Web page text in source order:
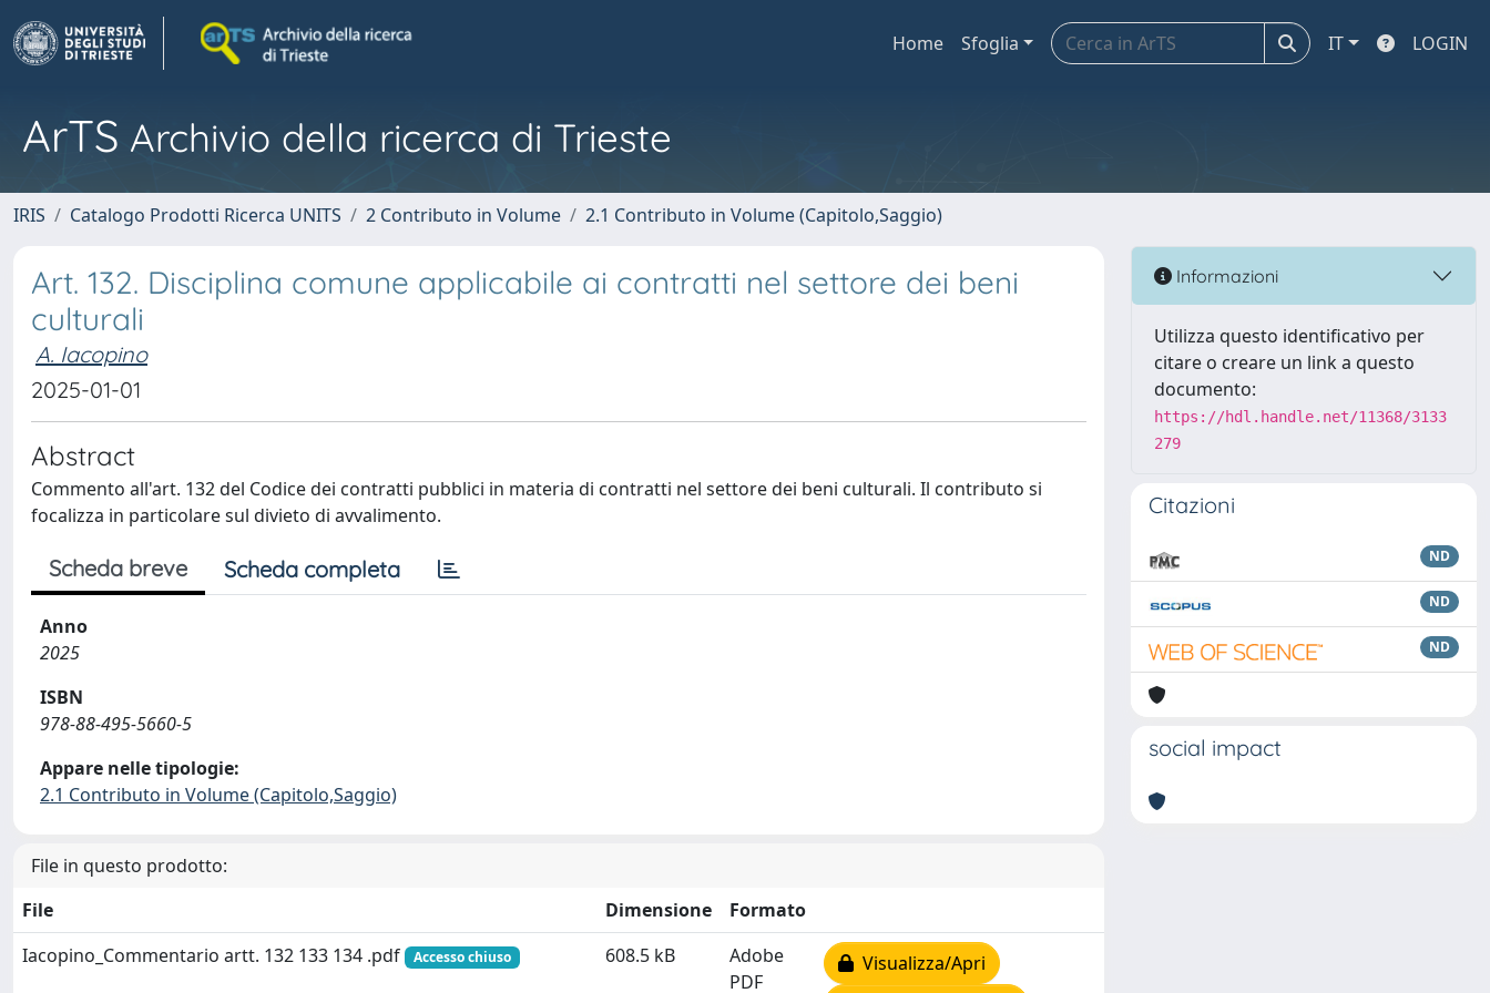
Home Sfoglia IT LOGIN
ArTS Archivio della ricerca di Trieste
IRIS Catalogo Prodotti Ricerca UNITS 2 Contributo in Volume 2.1 Contributo in Volume (Capitolo,Saggio)
Art. 132. Disciplina comune applicabile ai contratti nel settore dei beni
culturali
A. Iacopino
2025-01-01
Abstract
Commento all'art. 132 del Codice dei contratti pubblici in materia di contratti nel settore dei beni culturali. Il contributo si
focalizza in particolare sul divieto di avvalimento.
Scheda breve Scheda completa
Anno
2025
ISBN
978-88-495-5660-5
Appare nelle tipologie:
2.1 Contributo in Volume (Capitolo,Saggio)
File in questo prodotto:
File
Dimensione
Formato
Iacopino_Commentario artt. 132 133 134 .pdf
Accesso chiuso 608.5 kB
Adobe
PDF
Visualizza/Apri
Informazioni
Utilizza questo identificativo per
citare o creare un link a questo
documento:
https://hdl.handle.net/11368/3133
279
Citazioni
ND
ND
ND
social impact